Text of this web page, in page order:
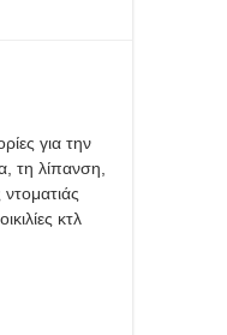
για την
τη λίπανση,
κτλ